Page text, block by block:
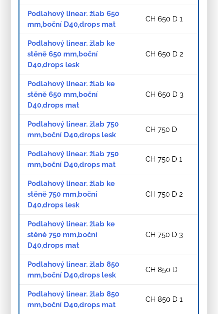
Podlahový linear. žlab 650
mm,boční D40,drops mat
CH 650 D 1
Podlahový linear. žlab ke
stěně 650 mm,boční
D40,drops lesk
CH 650 D 2
Podlahový linear. žlab ke
stěně 650 mm,boční
D40,drops mat
CH 650 D 3
Podlahový linear. žlab 750
mm,boční D40,drops lesk
CH 750 D
Podlahový linear. žlab 750
mm,boční D40,drops mat
CH 750 D 1
Podlahový linear. žlab ke
stěně 750 mm,boční
D40,drops lesk
CH 750 D 2
Podlahový linear. žlab ke
stěně 750 mm,boční
D40,drops mat
CH 750 D 3
Podlahový linear. žlab 850
mm,boční D40,drops lesk
CH 850 D
Podlahový linear. žlab 850
mm,boční D40,drops mat
CH 850 D 1